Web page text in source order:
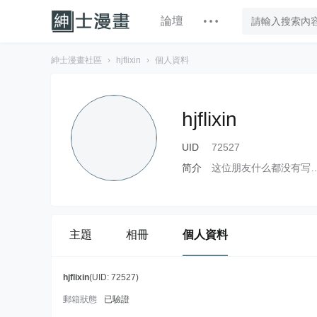
論壇
紳士漫畫社區 › hjflixin › 個人資料
hjflixin
UID
72527
简介
这位朋友什么都没有写
主題 相冊 個人資料
hjflixin(UID: 72527)
郵箱狀態 已驗證